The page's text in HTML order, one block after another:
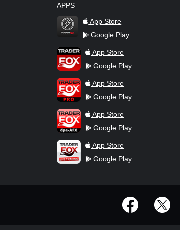
APPS
TraderFox Flash
App Store
Google Play
TraderFox AppApp Store
Google Play
TraderFox ProApp Store
Google Play
TraderFox dpa-AFX ProFeed
App Store
Google Play
TraderFox Live Trading
App Store
Google Play
offizielle Social Media-Accounts